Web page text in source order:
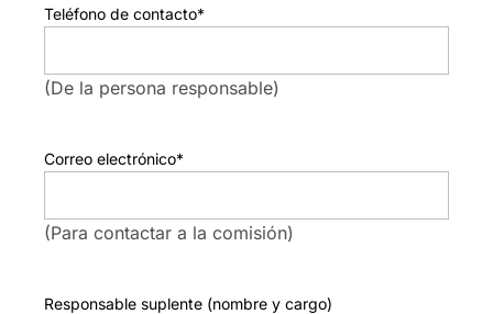
Teléfono de contacto*
(De la persona responsable)
Correo electrónico*
(Para contactar a la comisión)
Responsable suplente (nombre y cargo)